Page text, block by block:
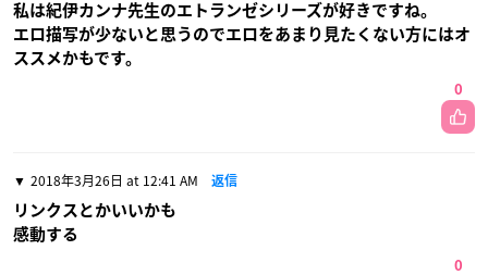
私は紀伊カンナ先生のエトランゼシリーズが好きですね。
エロ描写が少ないと思うのでエロをあまり見たくない方にはオ
ススメかもです。
0
2018年3月26日 at 12:41 AM 返信
リンクスとかいいかも
感動する
0